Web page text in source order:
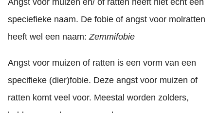
speciefieke naam. De fobie of angst voor molratten
heeft wel een naam: Zemmifobie
Angst voor muizen of ratten is een vorm van een
specifieke (dier)fobie. Deze angst voor muizen of
ratten komt veel voor. Meestal worden zolders,